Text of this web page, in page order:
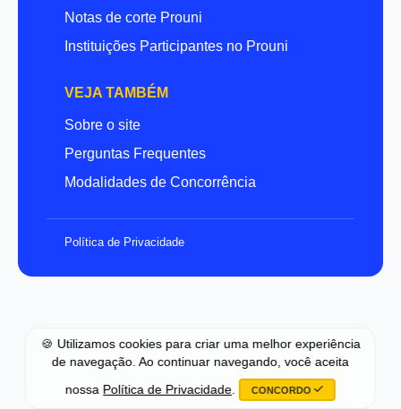
Notas de corte Prouni
Instituições Participantes no Prouni
VEJA TAMBÉM
Sobre o site
Perguntas Frequentes
Modalidades de Concorrência
Política de Privacidade
🍪 Utilizamos cookies para criar uma melhor experiência
de navegação. Ao continuar navegando, você aceita
nossa Política de Privacidade. CONCORDO